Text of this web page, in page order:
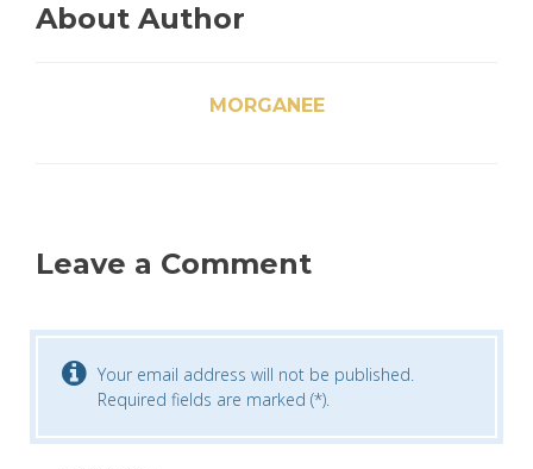
About Author
MORGANEE
Leave a Comment
Your email address will not be published.
Required fields are marked (*).